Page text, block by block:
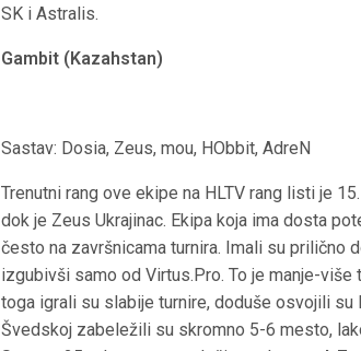
SK i Astralis.
Gambit (Kazahstan)
Sastav: Dosia, Zeus, mou, HObbit, AdreN
Trenutni rang ove ekipe na HLTV rang listi je
dok je Zeus Ukrajinac. Ekipa koja ima dosta
često na završnicama turnira. Imali su prilično
izgubivši samo od Virtus.Pro. To je manje-
toga igrali su slabije turnire, doduše osvojili su
Švedskoj zabeležili su skromno 5-6 mesto,